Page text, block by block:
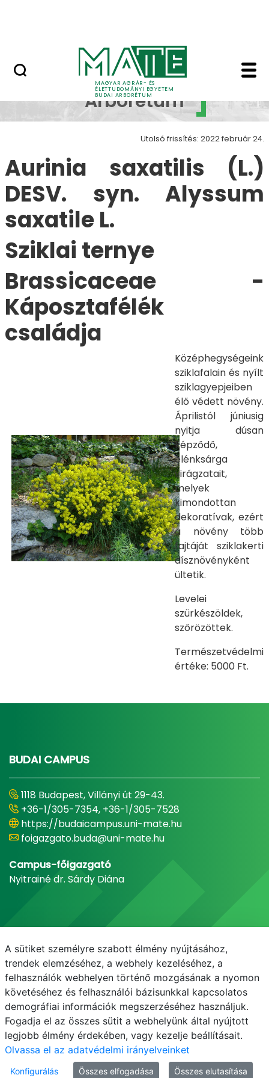
MAGYAR AGRÁR- ÉS
ÉLETTUDOMÁNYI EGYETEM
BUDAI ARBORÉTUM
Aurinia saxatilis (L.)
Budai
Arborétum
Utolsó frissítés: 2022 február 24.
Aurinia saxatilis (L.)
DESV. syn. Alyssum
saxatile L.
Sziklai ternye
Brassicaceae -
Káposztafélék
családja
Középhegységeink
sziklafalain és nyílt
sziklagyepjeiben
élő védett növény.
Áprilistól júniusig
nyitja dúsan
képződő,
élénksárga
virágzatait,
melyek
kimondottan
dekoratívak, ezért
a növény több
fajtáját sziklakerti
dísznövényként
ültetik.
Levelei
szürkészöldek,
szőrözöttek.
Természetvédelmi
értéke: 5000 Ft.
BUDAI CAMPUS
1118 Budapest, Villányi út 29-43.
+36-1/305-7354, +36-1/305-7528
https://budaicampus.uni-mate.hu
foigazgato.buda@uni-mate.hu
Campus-főigazgató
Nyitrainé dr. Sárdy Diána
E-mail Telefonkönyv NEPTUN E-learning
A sütiket személyre szabott élmény nyújtásához,
trendek elemzéséhez, a webhely kezeléséhez, a
felhasználók webhelyen történő mozgásának a nyomon
követéséhez és felhasználói bázisunkkal kapcsolatos
demográfiai információk megszerzéséhez használjuk.
Fogadja el az összes sütit a webhelyünk által nyújtott
legjobb élmény érdekében, vagy kezelje beállításait.
Olvassa el az adatvédelmi irányelveinket
Konfigurálás Összes elfogadása Összes elutasítása